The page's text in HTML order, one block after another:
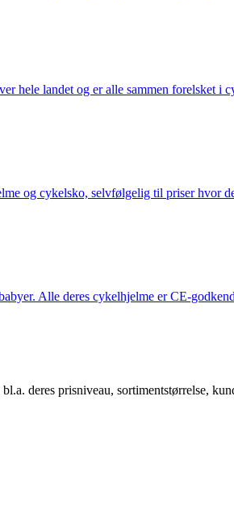
hele landet og er alle sammen forelsket i
og cykelsko, selvfølgelig til priser hvor
Alle deres cykelhjelme er CE-
deres prisniveau, sortimentstørrelse,